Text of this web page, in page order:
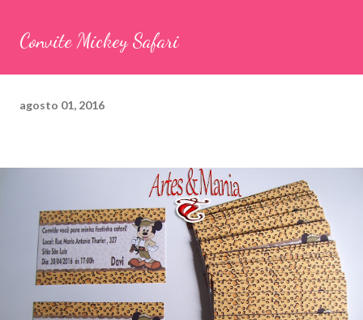
Convite Mickey Safari
agosto 01, 2016